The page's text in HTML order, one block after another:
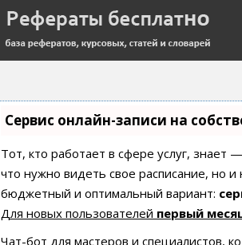
Сервис онлайн-записи на
Тот, кто работает в сфере услуг, знает
что нужно видеть свое расписание, но
бюджетный и оптимальный вариант:
Для новых пользователей первый
Чат-бот для мастеров и специалистов,